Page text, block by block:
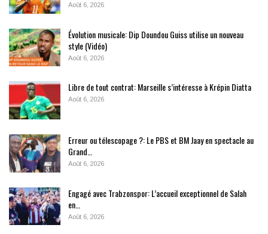
Août 6, 2026
Évolution musicale: Dip Doundou Guiss utilise un nouveau
style (Vidéo)
Août 6, 2026
Libre de tout contrat: Marseille s’intéresse à Krépin Diatta
Août 6, 2026
Erreur ou télescopage ?: Le PBS et BM Jaay en spectacle au
Grand…
Août 6, 2026
Engagé avec Trabzonspor: L’accueil exceptionnel de Salah
en…
Août 6, 2026